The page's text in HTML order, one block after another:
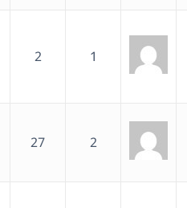
1
2
2
27